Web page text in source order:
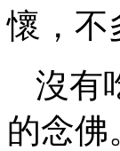
懷，不
沒有
的念佛